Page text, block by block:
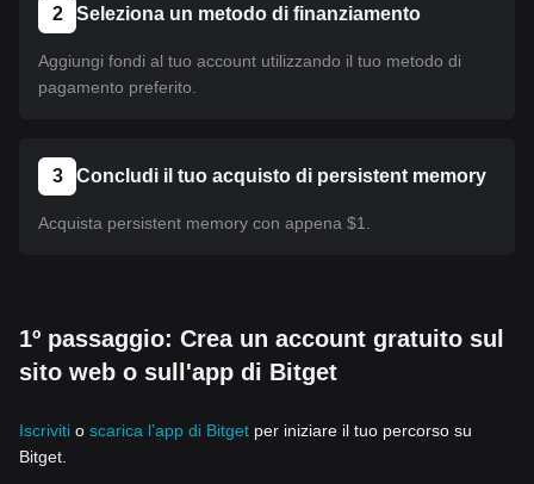
2 Seleziona un metodo di finanziamento
Aggiungi fondi al tuo account utilizzando il tuo metodo di
pagamento preferito.
3 Concludi il tuo acquisto di persistent memory
Acquista persistent memory con appena $1.
1º passaggio: Crea un account gratuito sul
sito web o sull'app di Bitget
Iscriviti o scarica l’app di Bitget per iniziare il tuo percorso su
Bitget.